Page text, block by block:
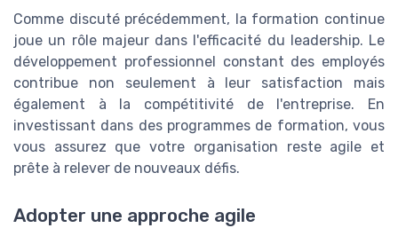
Comme discuté précédemment, la formation continue
joue un rôle majeur dans l'efficacité du leadership. Le
développement professionnel constant des employés
contribue non seulement à leur satisfaction mais
également à la compétitivité de l'entreprise. En
investissant dans des programmes de formation, vous
vous assurez que votre organisation reste agile et
prête à relever de nouveaux défis.
Adopter une approche agile